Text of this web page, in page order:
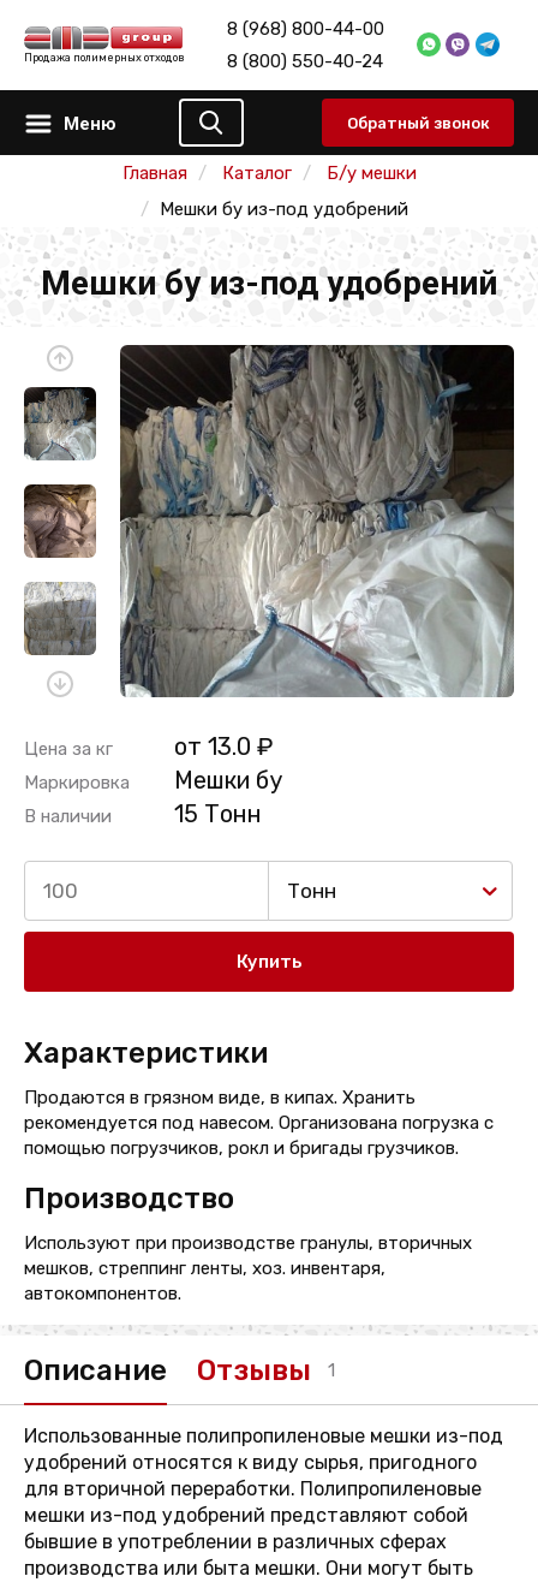
Продажа полимерных отходов
8 (968) 800-44-00
8 (800) 550-40-24
Меню Обратный звонок
Главная Каталог
Б/у мешки
Мешки бу из-под удобрений
Мешки бу из-под удобрений
Цена за кг от 13.0 ₽
Маркировка Мешки бу
В наличии 15 Тонн
Тонн
Купить
Характеристики
Продаются в грязном виде, в кипах. Хранить
рекомендуется под навесом. Организована погрузка с
помощью погрузчиков, рокл и бригады грузчиков.
Производство
Используют при производстве гранулы, вторичных
мешков, стреппинг ленты, хоз. инвентаря,
автокомпонентов.
Описание Отзывы 1
Использованные полипропиленовые мешки из-под
удобрений относятся к виду сырья, пригодного
для вторичной переработки. Полипропиленовые
мешки из-под удобрений представляют собой
бывшие в употреблении в различных сферах
производства или быта мешки. Они могут быть